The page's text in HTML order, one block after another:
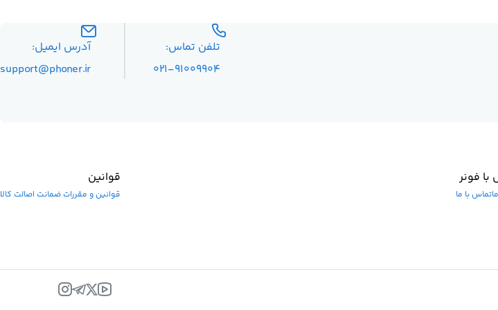
تلفن تماس:
۰۲۱-۹۱۰۰۹۹۰۴
آدرس ایمیل:
support@phoner.ir
با فونر
تماس با ما
قوانین
قوانین و مقررات ضمانت اصالت کالا